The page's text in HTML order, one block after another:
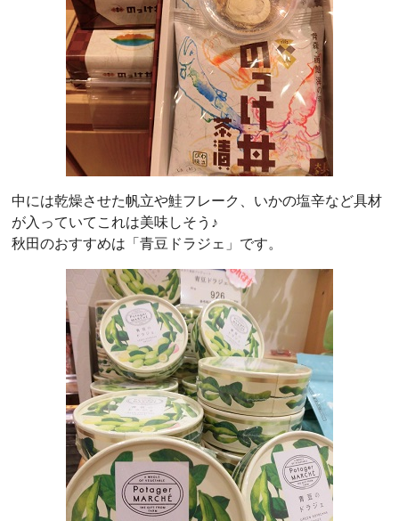
中には乾燥させた帆立や鮭フレーク、いかの塩辛など具材
が入っていてこれは美味しそう♪
秋田のおすすめは「青豆ドラジェ」です。